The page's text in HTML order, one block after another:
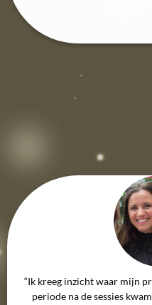
“Ik kreeg inzicht waar mijn
periode na de sessies